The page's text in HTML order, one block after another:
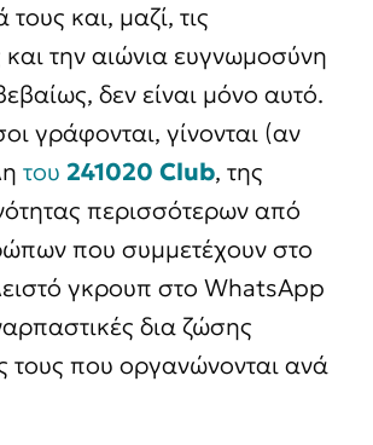
και, μαζί, τις
και την αιώνια ευγνωμοσύνη
δεν είναι μόνο αυτό.
γράφονται, γίνονται (αν
του 241020 Club, της
περισσότερων από
που συμμετέχουν στο
γκρουπ στο WhatsApp
δια ζώσης
τους που οργανώνονται ανά